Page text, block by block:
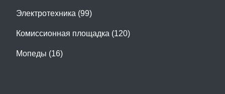
Электротехника (99)
Комиссионная площадка (120)
Мопеды (16)